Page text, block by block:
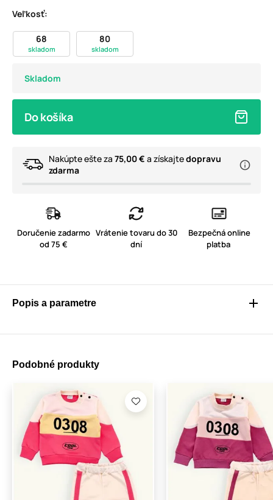
Veľkosť:
68
skladom
80
skladom
Skladom
Do košíka
Nakúpte ešte za 75,00 € a získajtedopravu
zdarma
Doručenie zadarmo
od 75 €
Vrátenie tovaru do 30
dní
Bezpečná online
platba
Popis a parametre
Podobné produkty